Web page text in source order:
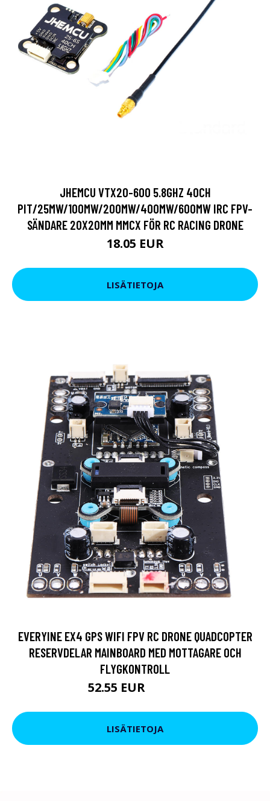
JHEMCU VTX20-600 5.8GHZ 40CH
PIT/25MW/100MW/200MW/400MW/600MW IRC FPV-
SÄNDARE 20X20MM MMCX FÖR RC RACING DRONE
18.05 EUR
LISÄTIETOJA
EVERYINE EX4 GPS WIFI FPV RC DRONE QUADCOPTER
RESERVDELAR MAINBOARD MED MOTTAGARE OCH
FLYGKONTROLL
52.55 EUR
LISÄTIETOJA